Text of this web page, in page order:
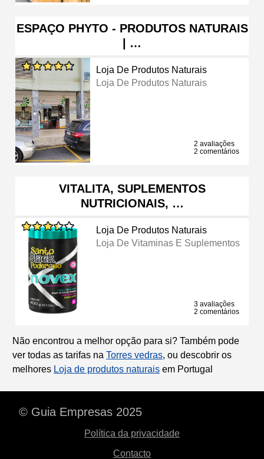
ESPAÇO PHYTO - PRODUTOS NATURAIS
| …
Loja De Produtos Naturais
Loja De Produtos Naturais
2 avaliações
2 comentários
VITALITA, SUPLEMENTOS
NUTRICIONAIS, …
Loja De Produtos Naturais
Loja De Vitaminas E Suplementos
3 avaliações
2 comentários
Não encontrou a melhor opção para si? Também pode
ver todas as tarifas na Torres vedras, ou descobrir os
melhores Loja de produtos naturais em Portugal
© Guia Empresas 2025
Política da privacidade
Contacto